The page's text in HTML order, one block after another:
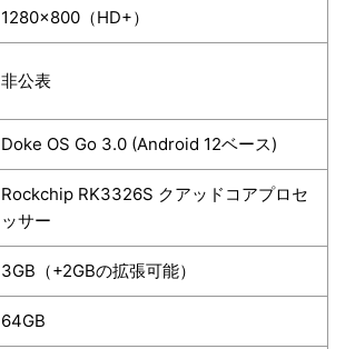
1280×800（HD+）
非公表
Doke OS Go 3.0 (Android 12ベース)
Rockchip RK3326S クアッドコアプロセ
ッサー
3GB（+2GBの拡張可能）
64GB